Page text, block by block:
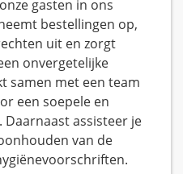
gasten in ons
bestellingen op,
uit en zorgt
onvergetelijke
samen met een team
een soepele en
assisteer je
van de